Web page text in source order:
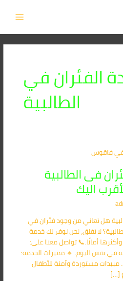
الفئران في
الطالبية
فى الطالبية
هل تعاني من وجود فئران في
لا تقلق، نحن نوفر لك خدمة
أمانًا.📞 تواصل معنا على:
فورية في نفس اليوم. 🔹 مميزات الخدمة:
مبيدات مستوردة وآمنة للأطفال
[…]